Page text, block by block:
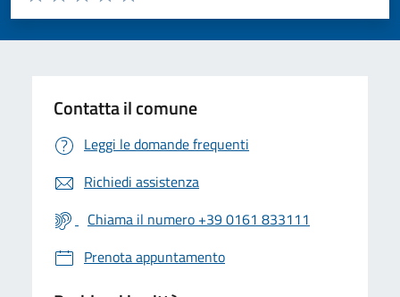
Valuta 5 stelle su 5
Valuta 4 stelle su 5
Valuta 3 stelle su 5
Valuta 2 stelle su 5
Valuta 1 stelle su 5
Contatta il comune
Leggi le domande frequenti
Richiedi assistenza
Chiama il numero +39 0161 833111
Prenota appuntamento